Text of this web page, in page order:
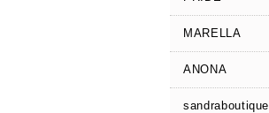
MARELLA
ANONA
sandraboutique